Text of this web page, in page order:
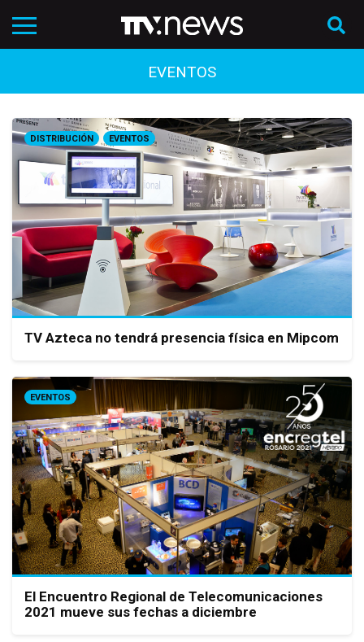
EVENTOS
DISTRIBUCIÓN EVENTOS
TV Azteca no tendrá presencia física en Mipcom
EVENTOS
El Encuentro Regional de Telecomunicaciones
2021 mueve sus fechas a diciembre